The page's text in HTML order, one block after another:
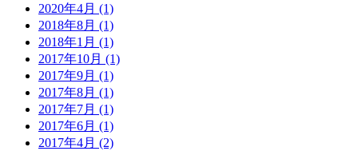
2020年4月 (1)
2018年8月 (1)
2018年1月 (1)
2017年10月 (1)
2017年9月 (1)
2017年8月 (1)
2017年7月 (1)
2017年6月 (1)
2017年4月 (2)